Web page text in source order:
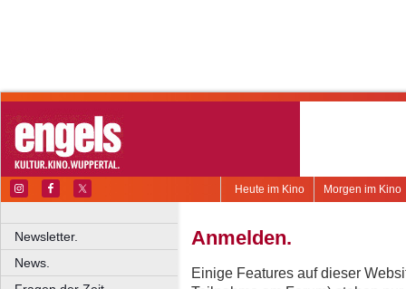
Morgen im Kino
Heute im Kino
Newsletter.
News.
Anmelden.
Einige Features auf dieser